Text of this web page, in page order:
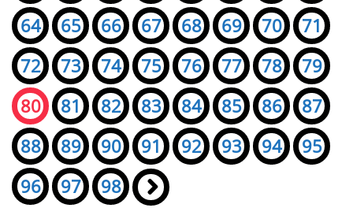
64
65 66 67 68 69 70
71
72
73 74 75 76 77 78
79
80
81 82 83 84 85 86
87
88
89 90 91 92 93 94
95
96
97 98 »